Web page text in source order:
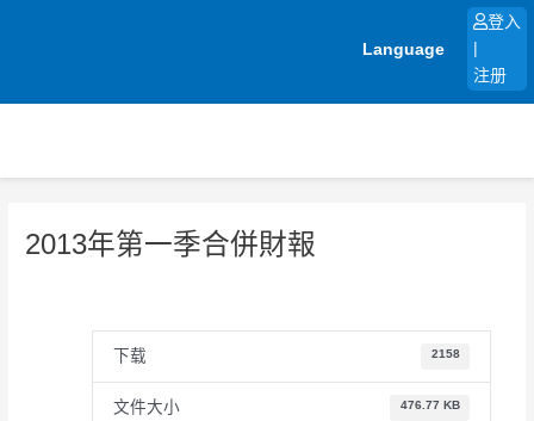
Language
登入
注册
2013年第一季合併財報
下载 2158
文件大小 476.77 KB